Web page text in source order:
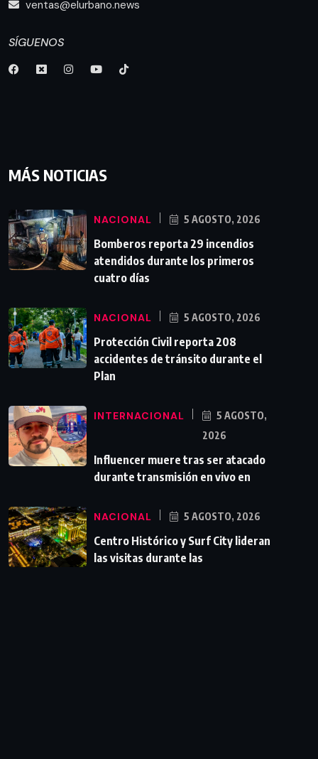
ventas@elurbano.news
SÍGUENOS
MÁS NOTICIAS
NACIONAL 5 AGOSTO, 2026
Bomberos reporta 29 incendios
atendidos durante los primeros
cuatro días
NACIONAL 5 AGOSTO, 2026
Protección Civil reporta 208
accidentes de tránsito durante el
Plan
INTERNACIONAL
5 AGOSTO,
2026
Influencer muere tras ser atacado
durante transmisión en vivo en
NACIONAL 5 AGOSTO, 2026
Centro Histórico y Surf City lideran
las visitas durante las